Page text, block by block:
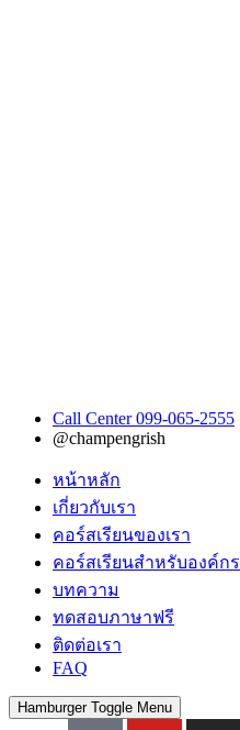
Call Center 099-065-2555
@champengrish
หน้าหลัก
เกี่ยวกับเรา
คอร์สเรียนของเรา
คอร์สเรียนสำหรับองค์กร
บทความ
ทดสอบภาษาฟรี
ติดต่อเรา
FAQ
Hamburger Toggle Menu